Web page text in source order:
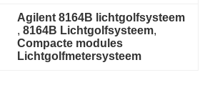
Agilent 8164B lichtgolfsysteem
, 8164B Lichtgolfsysteem,
Compacte modules
Lichtgolfmetersysteem